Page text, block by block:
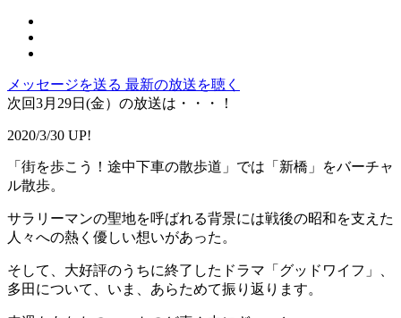
メッセージを送る 最新の放送を聴く
次回3月29日(金）の放送は・・・！
2020/3/30 UP!
「街を歩こう！途中下車の散歩道」では「新橋」をバーチャ
ル散歩。
サラリーマンの聖地を呼ばれる背景には戦後の昭和を支えた
人々への熱く優しい想いがあった。
そして、大好評のうちに終了したドラマ「グッドワイフ」、
多田について、いま、あらためて振り返ります。